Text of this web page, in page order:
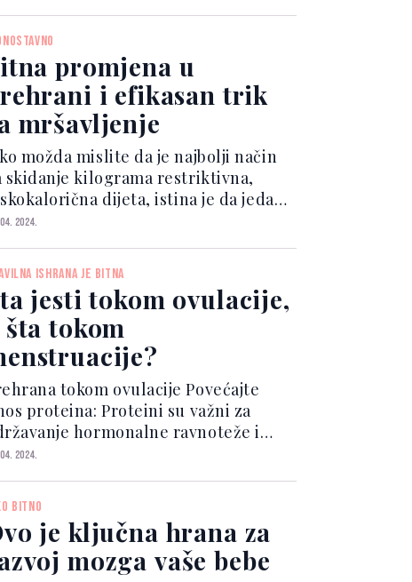
ugljikohidratima koji se sporije
pop...
promjena u
i efikasan trik
mršavljenje
možda mislite da je najbolji način
skidanje kilograma restriktivna,
dijeta, istina je da jedan
najefikasnijih trikova za mršavljenje
nutrijenta: proteina.
2024.
ISHRANA JE BITNA
jesti tokom ovulacije,
šta tokom
tokom ovulacije Povećajte
proteina: Proteini su važni za
hormonalne ravnoteže i
zdravu ovulaciju. Birajte
i orašastih plodova.
zdrave masti:...
2024.
BITNO
je ključna hrana za
mozga vaše bebe